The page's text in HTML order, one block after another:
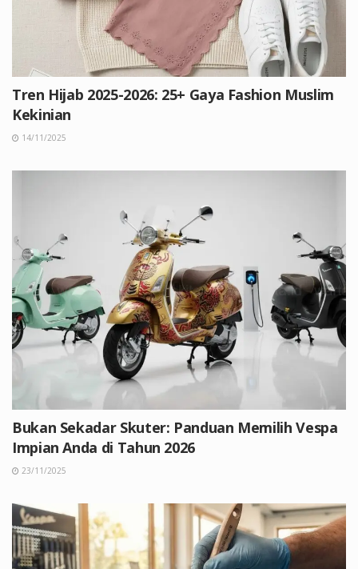
Tren Hijab 2025-2026: 25+ Gaya Fashion Muslim
Kekinian
14/11/2025
Bukan Sekadar Skuter: Panduan Memilih Vespa
Impian Anda di Tahun 2026
23/11/2025